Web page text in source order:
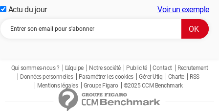
Actu du jour Voir un exemple
Qui sommes-nous ? L'équipe Notre société Publicité Contact
Recrutement
Données personnelles
Paramétrer les cookies Gérer Utiq Charte
RSS
Mentions légales
Groupe Figaro ©2025 CCM Benchmark